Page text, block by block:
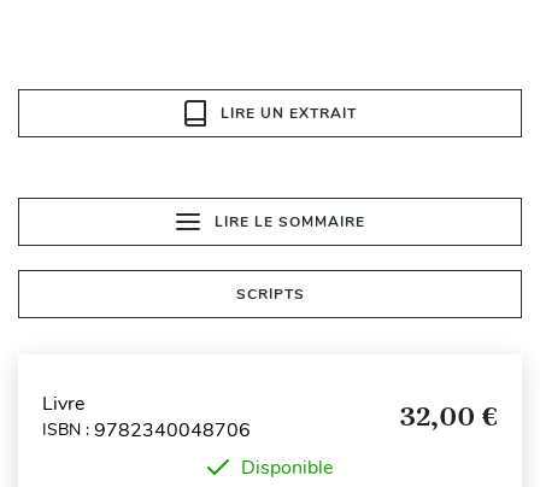
LIRE UN EXTRAIT
LIRE LE SOMMAIRE
SCRIPTS
Livre
ISBN : 9782340048706 32,00 €
Disponible